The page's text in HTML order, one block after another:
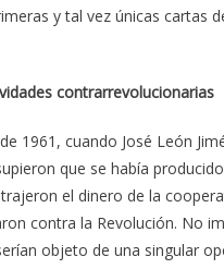
y tal vez únicas cartas
contrarrevolucionarias
1961, cuando José León
que se había
el dinero de la
contra la Revolución. No
objeto de una singular